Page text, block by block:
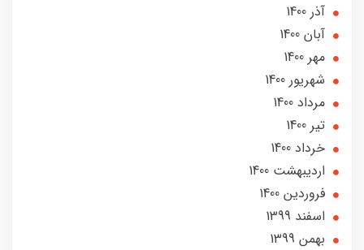
آذر 1400
آبان 1400
مهر 1400
شهریور 1400
مرداد 1400
تير 1400
خرداد 1400
ارديبهشت 1400
فروردین 1400
اسفند 1399
بهمن 1399